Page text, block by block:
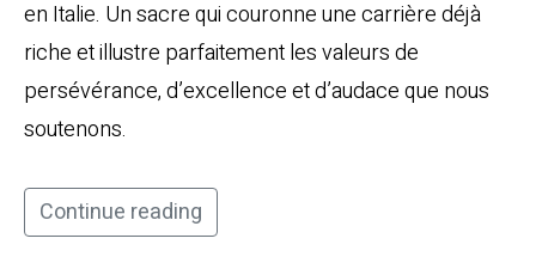
en Italie. Un sacre qui couronne une carrière déjà
riche et illustre parfaitement les valeurs de
persévérance, d’excellence et d’audace que nous
soutenons.
Continue reading